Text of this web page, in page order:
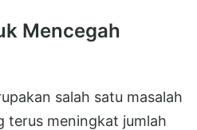
Mencegah
salah satu masalah
terus meningkat jumlah